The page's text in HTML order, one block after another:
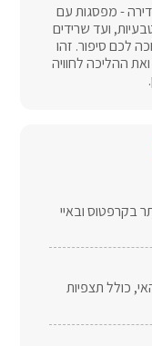
- מפסגות עם
טבעיות, ועד שרידים
לכם סיפור. זהו
ההליכה לחוויה
בקרפטוס ובאיי
כולל תצפיות